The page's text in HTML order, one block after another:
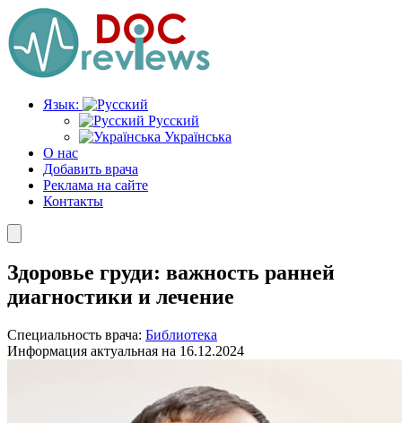
Перейти
к
содержимому
Язык:
Русский
Українська
О нас
Добавить врача
Реклама на сайте
Контакты
Здоровье груди: важность ранней
диагностики и лечение
Специальность врача: Библиотека
Информация актуальная на 16.12.2024